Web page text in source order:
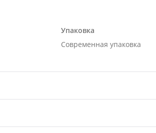
Упаковка
Современная упаковка